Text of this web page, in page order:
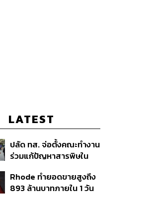
LATEST
ปลัด ทส. จ่อตั้งคณะทำงาน
ร่วมแก้ปัญหาสารพิษใน
เมียนมา เล็งเริ่มถกนัดแรก
ส.ค.นี้
Rhode ทำยอดขายสูงถึง
893 ล้านบาทภายใน 1 วัน